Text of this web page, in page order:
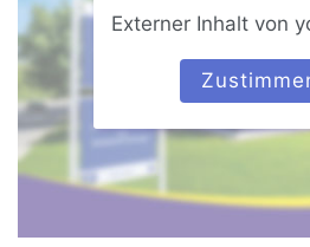
Externer Inhalt von